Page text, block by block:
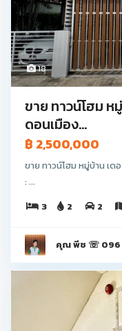
18
ขาย ทาวน์โฮม ห
ดอนเมือง...
฿ 2,500,000
ขาย ทาวน์โฮม หมู่บ้าน เด
: ...
3
2 2
คุณ พีช ☏ 096